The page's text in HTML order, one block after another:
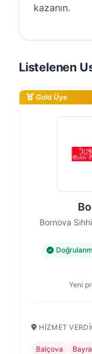
kazanın.
Listelenen
Gold Üye
Bornova
Yeni
HIZMET
Balçova